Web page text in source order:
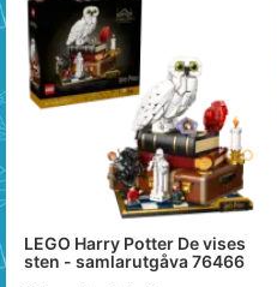
LEGO Harry Potter De vises
sten - samlarutgåva 76466